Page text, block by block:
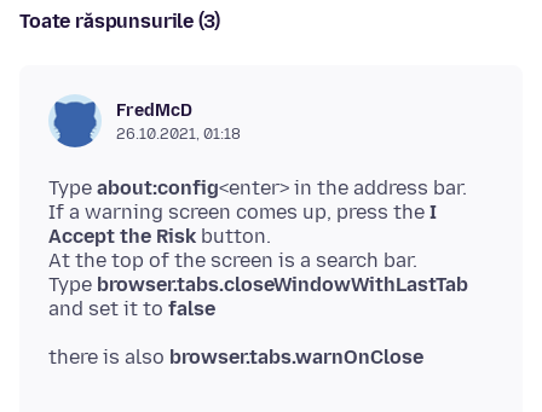
Toate răspunsurile (3)
FredMcD
26.10.2021, 01:18
Type about:config<enter> in the address bar.
If a warning screen comes up, press the I
Accept the Risk button.
At the top of the screen is a search bar.
Type browser.tabs.closeWindowWithLastTab
and set it to false
there is also browser.tabs.warnOnClose